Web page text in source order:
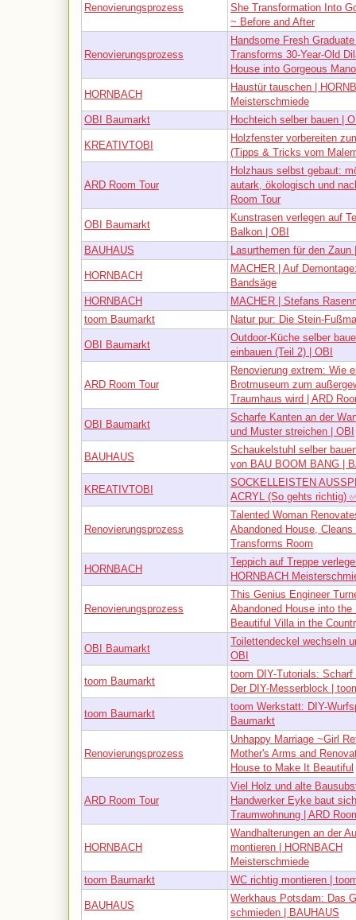
Renovierungsprozess
She Transformation Into
~ Before and After
Renovierungsprozess
Handsome Fresh
Transforms 30-Year-Old
House into Gorgeous
HORNBACH
Haustür tauschen |
Meisterschmiede
OBI Baumarkt
Hochteich selber bauen |
KREATIVTOBI
Holzfenster vorbereiten
(Tipps & Tricks vom
ARD Room Tour
Holzhaus selbst gebaut:
autark, ökologisch und
Room Tour
OBI Baumarkt
Kunstrasen verlegen auf
Balkon | OBI
BAUHAUS
Lasurthemen für den Zaun
HORNBACH
MACHER | Auf
Bandsäge
HORNBACH
MACHER | Stefans
toom Baumarkt
Natur pur: Die Stein-
OBI Baumarkt
Outdoor-Küche selber
einbauen (Teil 2) | OBI
ARD Room Tour
Renovierung extrem: Wie
Brotmuseum zum
Traumhaus wird | ARD
OBI Baumarkt
Scharfe Kanten an der
und Muster streichen | OBI
BAUHAUS
Schaukelstuhl selber
von BAU BOOM BANG |
KREATIVTOBI
SOCKELLEISTEN
ACRYL (So gehts richtig)
Renovierungsprozess
Talented Woman
Abandoned House, Cleans
Transforms Room
HORNBACH
Teppich auf Treppe
HORNBACH
Renovierungsprozess
This Genius Engineer
Abandoned House into the
Beautiful Villa in the
OBI Baumarkt
Toilettendeckel wechseln
OBI
toom Baumarkt
toom DIY-Tutorials: Scharf
Der DIY-Messerblock |
toom Baumarkt
toom Werkstatt: DIY-
Baumarkt
Renovierungsprozess
Unhappy Marriage ~Girl
Mother's Arms and
House to Make It Beautiful
ARD Room Tour
Viel Holz und alte
Handwerker Eyke baut
Traumwohnung | ARD
HORNBACH
Wandhalterungen an der
montieren | HORNBACH
Meisterschmiede
toom Baumarkt
WC richtig montieren |
BAUHAUS
Werkhaus Potsdam: Das
schmieden | BAUHAUS